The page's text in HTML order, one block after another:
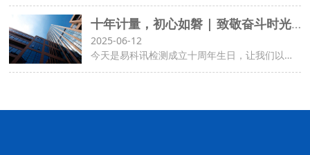
十年计量，初心如磐 | 致敬奋斗时光，共赴未来之约
2025-06-12
今天是易科讯检测成立十周年生日，让我们以最温暖的仪式庆祝这一刻